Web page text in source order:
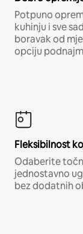
Potpuno
kuhinju i sve
boravak od
opciju
Fleksibilnost
Odaberite
jednostavno
bez dodatnih